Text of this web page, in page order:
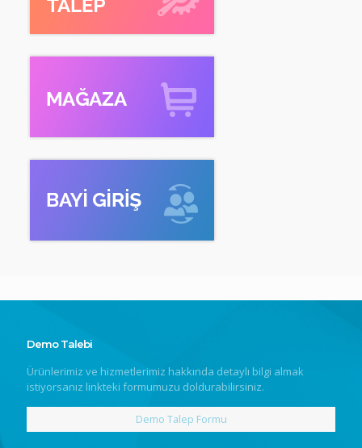
Demo Talebi
Ürünlerimiz ve hizmetlerimiz hakkında detaylı bilgi almak
istiyorsanız linkteki formumuzu doldurabilirsiniz.
Demo Talep Formu